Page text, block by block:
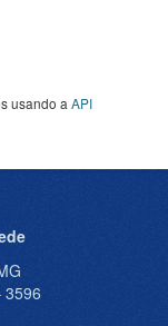
usando a API
3596